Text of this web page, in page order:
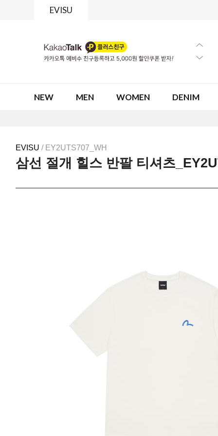
EVISU
NEW MEN WOMEN DENIM
EVISU / EY2UTS707_WH
삼선 절개 힐스 반팔 티셔츠